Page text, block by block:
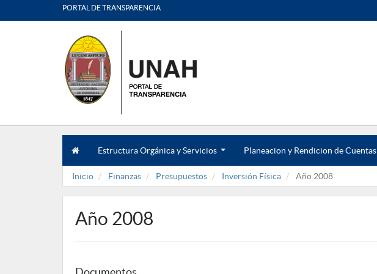
PORTAL DE TRANSPARENCIA
Estructura Orgánica y Servicios
.
.
Planeacion y Rendicion de Cuentas
Inicio Finanzas Presupuestos Inversión Física Año 2008
Año 2008